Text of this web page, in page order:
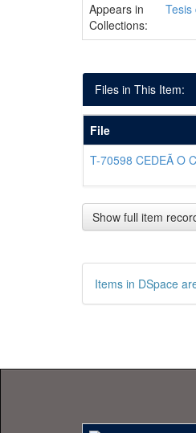
Appears in
Collections:
Tesis
Files in This Item:
File
T-70598 CEDEÃ O
Show full item
Items in DSpace